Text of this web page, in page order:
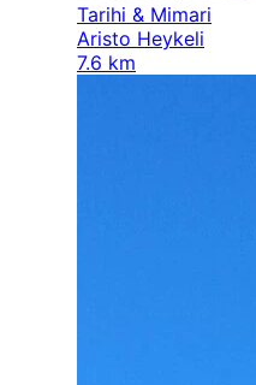
Tarihi & Mimari
Aristo Heykeli
7.6 km